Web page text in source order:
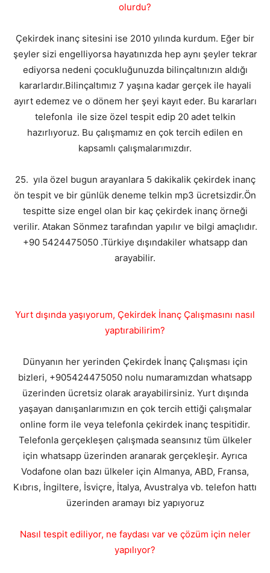
olurdu?
Çekirdek inanç sitesini ise 2010 yılında kurdum. Eğer bir
şeyler sizi engelliyorsa hayatınızda hep aynı şeyler tekrar
ediyorsa nedeni çocukluğunuzda bilinçaltınızın aldığı
kararlardır.Bilinçaltımız 7 yaşına kadar gerçek ile hayali
ayırt edemez ve o dönem her şeyi kayıt eder. Bu kararları
telefonla ile size özel tespit edip 20 adet telkin
hazırlıyoruz. Bu çalışmamız en çok tercih edilen en
kapsamlı çalışmalarımızdır.
25. yıla özel bugun arayanlara 5 dakikalik çekirdek inanç
ön tespit ve bir günlük deneme telkin mp3 ücretsizdir.Ön
tespitte size engel olan bir kaç çekirdek inanç örneği
verilir. Atakan Sönmez tarafından yapılır ve bilgi amaçlıdır.
+90 5424475050 .Türkiye dışındakiler whatsapp dan
arayabilir.
Yurt dışında yaşıyorum, Çekirdek İnanç Çalışmasını nasıl
yaptırabilirim?
Dünyanın her yerinden Çekirdek İnanç Çalışması için
bizleri, +905424475050 nolu numaramızdan whatsapp
üzerinden ücretsiz olarak arayabilirsiniz. Yurt dışında
yaşayan danışanlarımızın en çok tercih ettiği çalışmalar
online form ile veya telefonla çekirdek inanç tespitidir.
Telefonla gerçekleşen çalışmada seansınız tüm ülkeler
için whatsapp üzerinden aranarak gerçekleşir. Ayrıca
Vodafone olan bazı ülkeler için Almanya, ABD, Fransa,
Kıbrıs, İngiltere, İsviçre, İtalya, Avustralya vb. telefon hattı
üzerinden aramayı biz yapıyoruz
Nasıl tespit ediliyor, ne faydası var ve çözüm için neler
yapılıyor?